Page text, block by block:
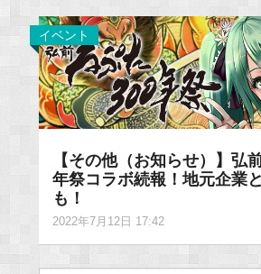
イベント
【その他（お知らせ）】弘
年祭コラボ続報！地元企業
も！
2022年7月12日 17:42